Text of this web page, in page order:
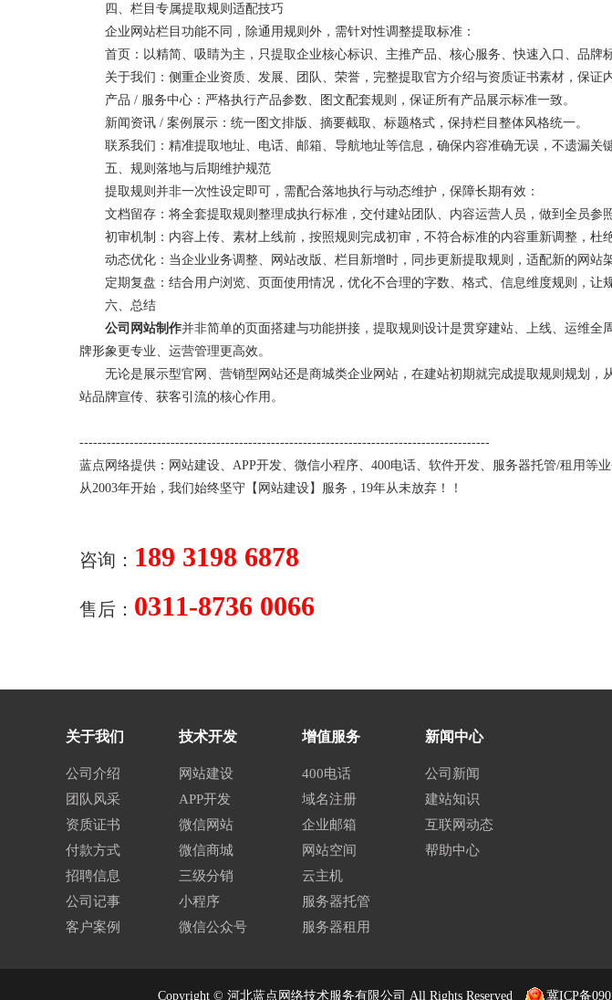
四、栏目专属提取规则适配技巧
企业网站栏目功能不同，除通用规则外，需针对性调整提取标准：
首页：以精简、吸睛为主，只提取企业核心标识、主推产品、核心服务、快速入口、品牌
关于我们：侧重企业资质、发展、团队、荣誉，完整提取官方介绍与资质证书素材，保证内
产品 / 服务中心：严格执行产品参数、图文配套规则，保证所有产品展示标准一致。
新闻资讯 / 案例展示：统一图文排版、摘要截取、标题格式，保持栏目整体风格统一。
联系我们：精准提取地址、电话、邮箱、导航地址等信息，确保内容准确无误，不遗漏关键
五、规则落地与后期维护规范
提取规则并非一次性设定即可，需配合落地执行与动态维护，保障长期有效：
文档留存：将全套提取规则整理成执行标准，交付建站团队、内容运营人员，做到全员参照
初审机制：内容上传、素材上线前，按照规则完成初审，不符合标准的内容重新调整，杜绝
动态优化：当企业业务调整、网站改版、栏目新增时，同步更新提取规则，适配新的网站架
定期复盘：结合用户浏览、页面使用情况，优化不合理的字数、格式、信息维度规则，让规
六、总结
公司网站制作并非简单的页面搭建与功能拼接，提取规则设计是贯穿建站、上线、运维
牌形象更专业、运营管理更高效。
无论是展示型官网、营销型网站还是商城类企业网站，在建站初期就完成提取规则规划，
站品牌宣传、获客引流的核心作用。
------------------------------------------------------------------------------------------
蓝点网络提供： 网站建设、 APP开发、 微信小程序、 400电话、软件开发、 服务器托管/租用等业
从2003年开始，我们始终坚守【 网站建设】服务，19年从未放弃！！
咨询： 189 3198 6878
售后： 0311-8736 0066
关于我们
公司介绍
团队风采
资质证书
付款方式
招聘信息
公司记事
客户案例
技术开发
网站建设
APP开发
微信网站
微信商城
三级分销
小程序
微信公众号
增值服务
400电话
域名注册
企业邮箱
网站空间
云主机
服务器托管
服务器租用
新闻中心
公司新闻
建站知识
互联网动态
帮助中心
Copyright © 河北蓝点网络技术服务有限公司 All Rights Reserved 冀ICP备